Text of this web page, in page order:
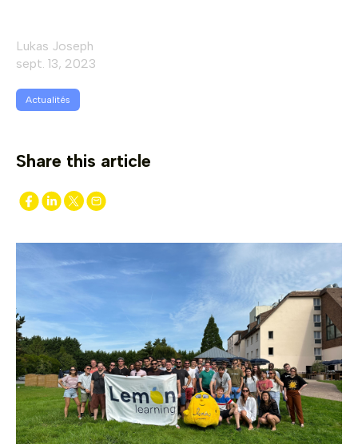
Lukas Joseph
sept. 13, 2023
Actualités
Share this article